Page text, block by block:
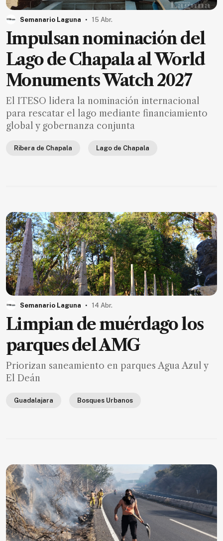
MXN
Suscríbete ahora
NOTICIAS
Nacional
Turismo
Ecología
Movilidad
Seguridad
Educación
Política
Economía
Entretenimiento
Negocios
Estate
Edición
digital
Nosotros
Semanario Laguna . 15 Abr.
Impulsan nominación del
Lago de Chapala al World
Monuments Watch 2027
El ITESO lidera la nominación internacional
para rescatar el lago mediante financiamiento
global y gobernanza conjunta
Ribera de Chapala Lago de Chapala
Semanario Laguna . 14 Abr.
Limpian de muérdago los
parques del AMG
Priorizan saneamiento en parques Agua Azul y
El Deán
Guadalajara Bosques Urbanos